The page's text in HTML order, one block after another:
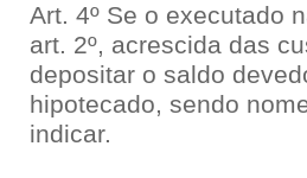
Art. 4º Se o executado
art. 2º, acrescida das
depositar o saldo
hipotecado, sendo
indicar.